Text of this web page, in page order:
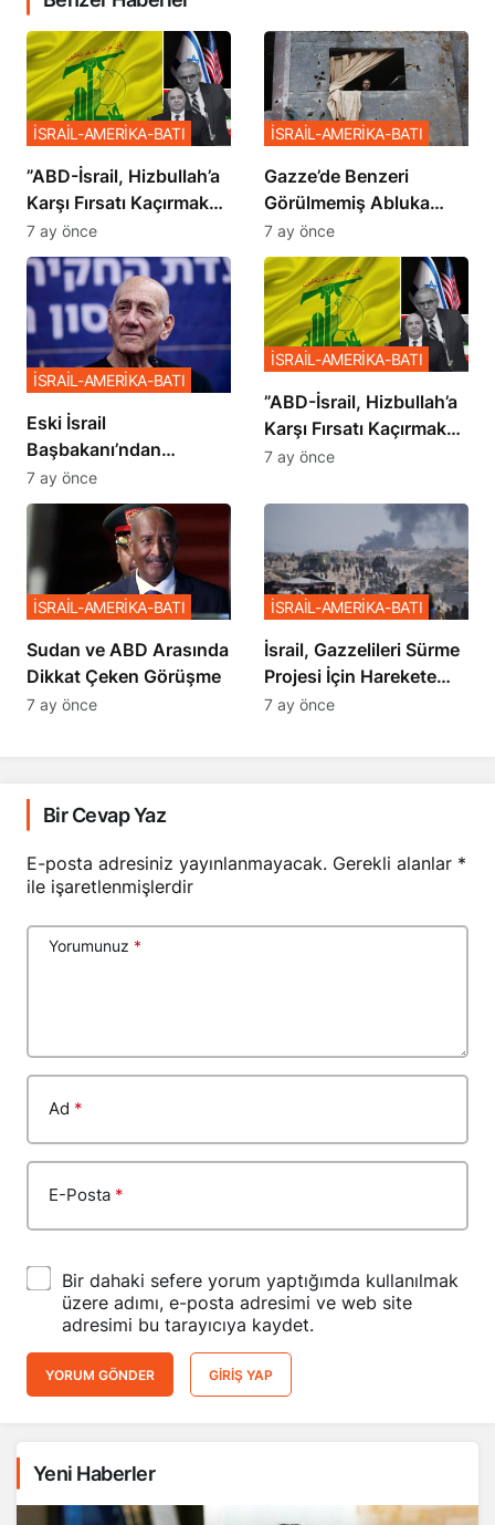
​​​​​​​”ABD-İsrail, Hizbullah’a
Karşı Fırsatı Kaçırmak
İstemiyor”
İSRAİL-AMERİKA-BATI
7 ay önce
​​​​​​​Gazze’de Benzeri
Görülmemiş Abluka
Planı
İSRAİL-AMERİKA-BATI
7 ay önce
Eski İsrail
Başbakanı’ndan
Netanyahu’ya Ağır
Sözler
İSRAİL-AMERİKA-BATI
7 ay önce
​​​​​​​”ABD-İsrail, Hizbullah’a
Karşı Fırsatı Kaçırmak
İstemiyor”
İSRAİL-AMERİKA-BATI
7 ay önce
Sudan ve ABD Arasında
Dikkat Çeken Görüşme
İSRAİL-AMERİKA-BATI
7 ay önce
İsrail, Gazzelileri Sürme
Projesi İçin Harekete
Geçti
İSRAİL-AMERİKA-BATI
7 ay önce
Bir Cevap Yaz
E-posta adresiniz yayınlanmayacak. Gerekli alanlar *
ile işaretlenmişlerdir
Yorumunuz *
Ad *
E-Posta *
Bir dahaki sefere yorum yaptığımda kullanılmak
üzere adımı, e-posta adresimi ve web site
adresimi bu tarayıcıya kaydet.
YORUM GÖNDER GIRIŞ YAP
Yeni Haberler